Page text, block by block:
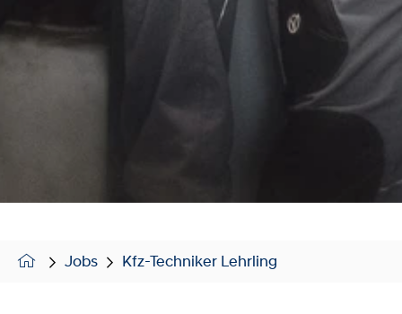
Jobs Kfz-Techniker Lehrling